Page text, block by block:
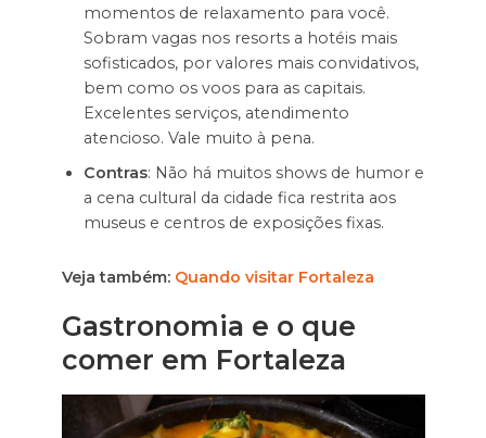
momentos de relaxamento para você.
Sobram vagas nos resorts a hotéis mais
sofisticados, por valores mais convidativos,
bem como os voos para as capitais.
Excelentes serviços, atendimento
atencioso. Vale muito à pena.
Contras: Não há muitos shows de humor e
a cena cultural da cidade fica restrita aos
museus e centros de exposições fixas.
Veja também: Quando visitar Fortaleza
Gastronomia e o que
comer em Fortaleza